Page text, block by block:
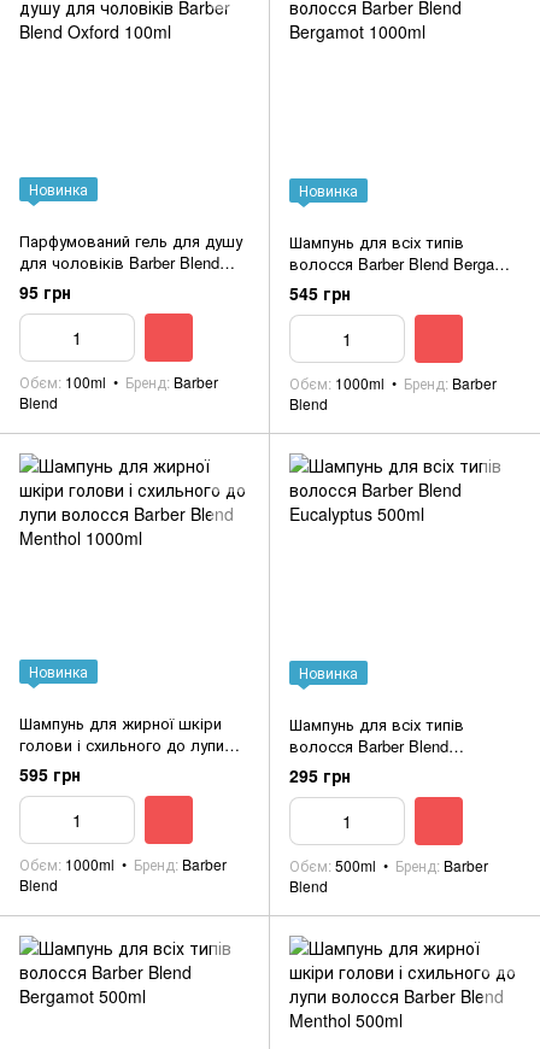
Новинка
Парфумований гель для душу
для чоловіків Barber Blend
Oxford 100ml
95 грн
Обєм 100ml Бренд Barber
Blend
Новинка
Шампунь для всіх типів
волосся Barber Blend Bergamot
1000ml
545 грн
Обєм 1000ml Бренд Barber
Blend
Новинка
Шампунь для жирної шкіри
голови і схильного до лупи
волосся Barber Blend Menthol
1000ml
595 грн
Обєм 1000ml Бренд Barber
Blend
Новинка
Шампунь для всіх типів
волосся Barber Blend
Eucalyptus 500ml
295 грн
Обєм 500ml Бренд Barber
Blend